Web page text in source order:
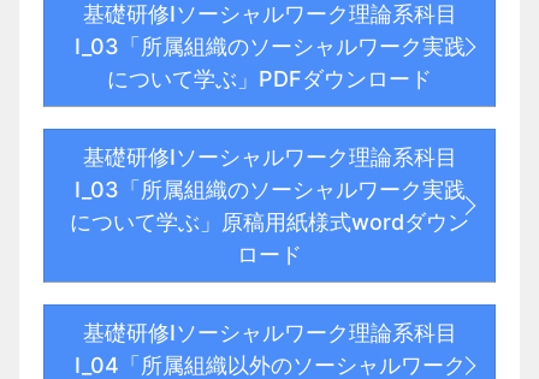
基礎研修Ⅰソーシャルワーク理論系科目
Ⅰ_03「所属組織のソーシャルワーク実践
について学ぶ」PDFダウンロード
基礎研修Ⅰソーシャルワーク理論系科目
Ⅰ_03「所属組織のソーシャルワーク実践
について学ぶ」原稿用紙様式wordダウン
ロード
基礎研修Ⅰソーシャルワーク理論系科目
Ⅰ_04「所属組織以外のソーシャルワーク